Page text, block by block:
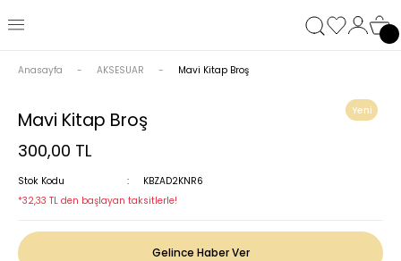
Anasayfa AKSESUAR Mavi Kitap Broş
Yeni
Mavi Kitap Broş
300,00 TL
Stok Kodu
KBZAD2KNR6
*32,33 TL den başlayan taksitlerle!
Gelince Haber Ver